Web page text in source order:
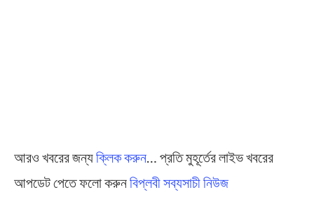
আরও খবরের জন্যক্লিক করুন… প্রতি মুহূর্তের লাইভ খবরের
আপডেট পেতে ফলো করুনবিপ্লবী সব্যসাচী নিউজ